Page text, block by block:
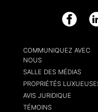
Facebook
COMMUNIQUEZ AVEC
NOUS
SALLE DES MÉDIAS
PROPRIÉTÉS
AVIS JURIDIQUE
TÉMOINS